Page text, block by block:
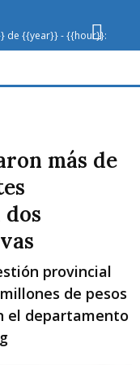
de {{year}} - {{hour}}:
más de
provincial
de pesos
el departamento